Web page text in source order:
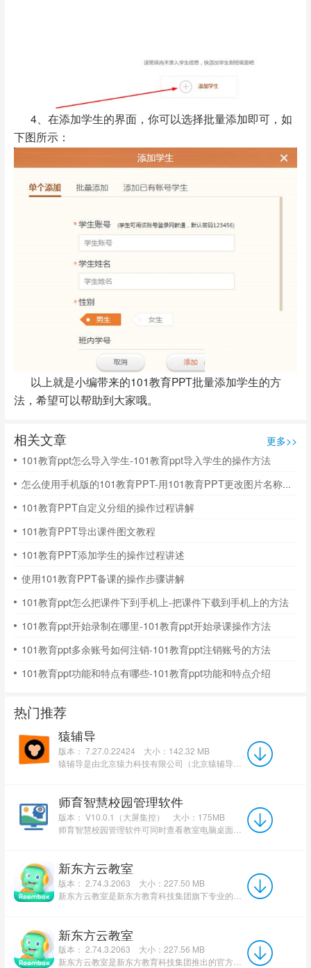
4、在添加学生的界面，你可以选择批量添加即可，如
下图所示：
以上就是小编带来的101教育PPT批量添加学生的方
法，希望可以帮助到大家哦。
相关文章
更多>>
101教育ppt怎么导入学生-101教育ppt导入学生的操作方法
怎么使用手机版的101教育PPT-用101教育PPT更改图片名称方法
101教育PPT自定义分组的操作过程讲解
101教育PPT导出课件图文教程
101教育PPT添加学生的操作过程讲述
使用101教育PPT备课的操作步骤讲解
101教育ppt怎么把课件下到手机上-把课件下载到手机上的方法
101教育ppt开始录制在哪里-101教育ppt开始录课操作方法
101教育ppt多余账号如何注销-101教育ppt注销账号的方法
101教育ppt功能和特点有哪些-101教育ppt功能和特点介绍
热门推荐
猿辅导
版本： 7.27.0.22424
大小：142.32 MB
师育智慧校园管理软件
版本： V10.0.1（大屏集控）
大小：175MB
新东方云教室
版本： 2.74.3.2063
大小：227.50 MB
新东方云教室
版本： 2.74.3.2063
大小：227.56 MB